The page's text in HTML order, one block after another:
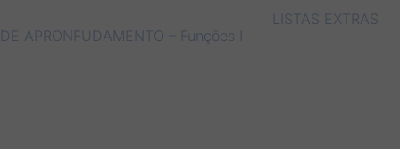
LISTAS EXTRAS
DE APRONFUDAMENTO – Funções I